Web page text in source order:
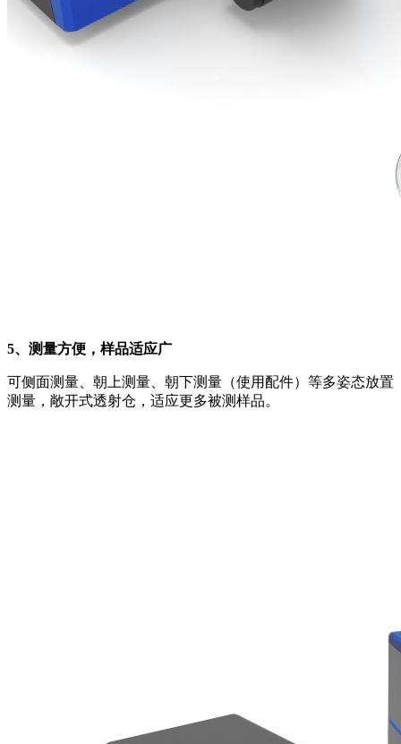
5、测量方便，样品适应广
可侧面测量、朝上测量、朝下测量（使用配件）等多姿态放置
测量，敞开式透射仓，适应更多被测样品。